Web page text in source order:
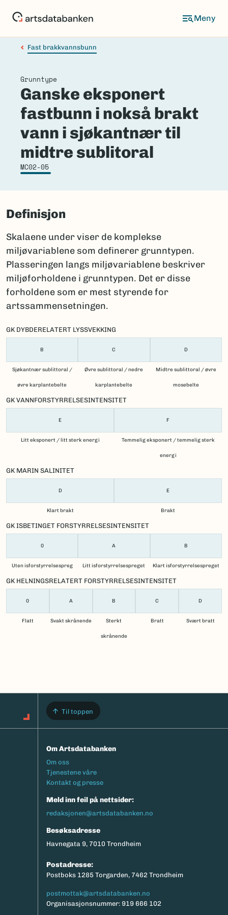
Fast brakkvannsbunn
Grunntype
Ganske eksponert
fastbunn i nokså brakt
vann i sjøkantnær til
midtre sublitoral
MC02-05
Definisjon
Skalaene under viser de komplekse
miljøvariablene som definerer grunntypen.
Plasseringen langs miljøvariablene beskriver
miljøforholdene i grunntypen. Det er disse
forholdene som er mest styrende for
artssammensetningen.
GK DYBDERELATERT LYSSVEKKING
B
Sjøkantnær sublittoral /
øvre karplantebelte
C
Øvre sublittoral / nedre
karplantebelte
D
Midtre sublittoral / øvre
mosebelte
GK VANNFORSTYRRELSESINTENSITET
E
Litt eksponert / litt sterk energi
F
Temmelig eksponert / temmelig sterk
energi
GK MARIN SALINITET
D
Klart brakt
E
Brakt
GK ISBETINGET FORSTYRRELSESINTENSITET
0
Uten isforstyrrelsespreg
A
Litt isforstyrrelsespreget
B
Klart isforstyrrelsespreget
GK HELNINGSRELATERT FORSTYRRELSESINTENSITET
0
Flatt
A
Svakt skrånende
B
Sterkt
skrånende
C
Bratt
D
Svært bratt
Til toppen
Om Artsdatabanken
Footermeny
Om oss
Tjenestene våre
Kontakt og presse
Meld inn feil på nettsider:
redaksjonen@artsdatabanken.no
Besøksadresse
Havnegata 9, 7010 Trondheim
Postadresse:
Postboks 1285 Torgarden, 7462 Trondheim
postmottak@artsdatabanken.no
Organisasjonsnummer: 919 666 102